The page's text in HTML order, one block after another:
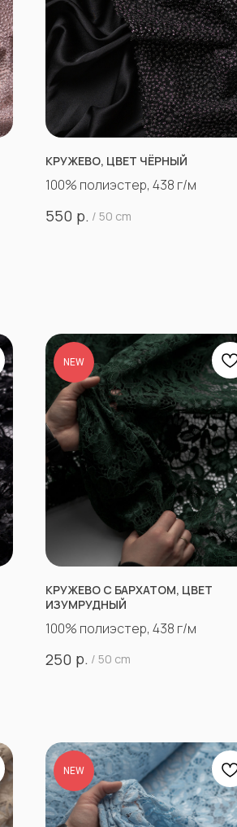
КРУЖЕВО, ЦВЕТ ЧЁРНЫЙ
100% полиэстер, 438 г/м
550 р. / 50 cm
NEW
КРУЖЕВО С БАРХАТОМ, ЦВЕТ
ИЗУМРУДНЫЙ
100% полиэстер, 438 г/м
250 р. / 50 cm
NEW